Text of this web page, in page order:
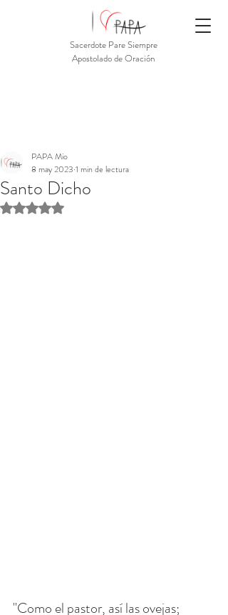
Sacerdote Pare Siempre
Apostolado de Oración
Santo Dicho
PAPA Mio
8 may 2023 1 min de lectura
Obtuvo NaN de 5 estrellas.
"Como el pastor, así las ovejas;